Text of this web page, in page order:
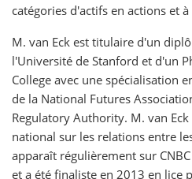
catégories d'actifs en actions et
M. van Eck est titulaire d'un
l'Université de Stanford et d'un
College avec une spécialisation
de la National Futures
Regulatory Authority. M. van
national sur les relations entre
apparaît régulièrement sur
et a été finaliste en 2013 en lice